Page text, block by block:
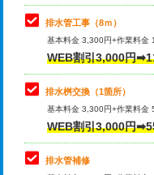
マス交換（深さ50㎝未満）
マス交換（深さ50㎝以上
コンクリート斫り（厚さ
コンクリート斫り（厚
モルタル補修（厚さ10㎝
その他部品の脱着
交換・取付（タンク）
交換・取付(単水栓（壁付
式）)
交換・取付(混合水栓（
式・ワンホール）)
排水管工事（8ｍ）
基本料金 3,300円+作業料金
WEB割引3,000円
排水桝交換（1箇所）
基本料金 3,300円+作業料金
WEB割引3,000円
排水管補修